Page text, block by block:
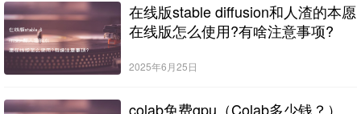
在线版stable diffusion和人渣的本愿
在线版怎么使用?有啥注意事项?
2025年6月25日
colab免费gpu（Colab多少钱？）